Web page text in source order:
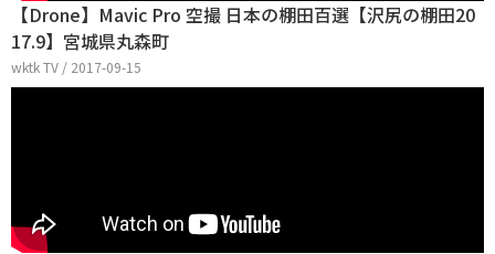
【Drone】Mavic Pro 空撮 日本の棚田百選【沢尻の棚田20
17.9】宮城県丸森町
wktk TV / 2017-09-15